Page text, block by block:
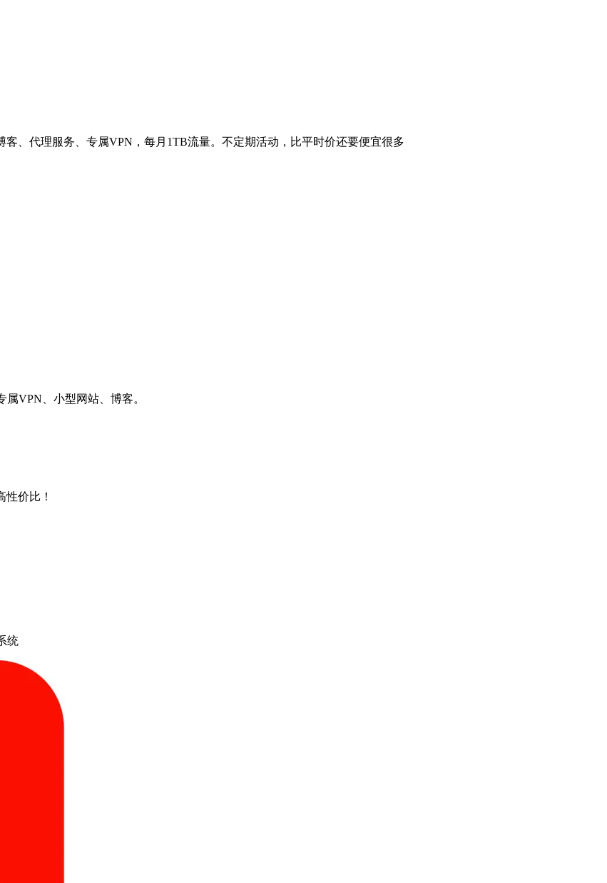
、代理服务、专属VPN，每月1TB流量。不定期活动，比平时价还要便宜很多
VPN、小型网站、博客。
性价比！
统